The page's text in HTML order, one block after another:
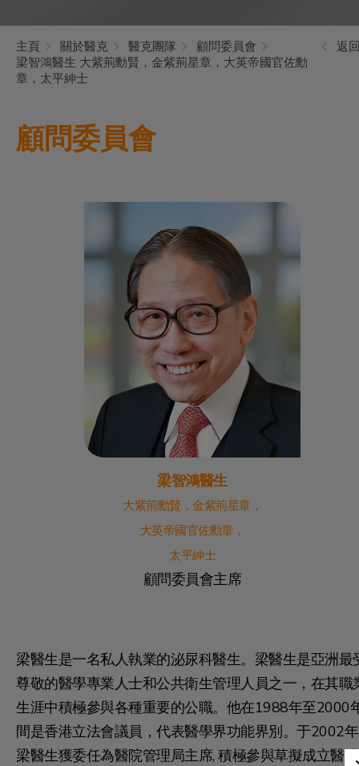
主頁 關於醫克 醫克團隊
顧問委員會
梁智鴻醫生 大紫荊勳賢，金紫荊星章，大英帝國官佐勳
章，太平紳士
返
顧問委員會
梁智鴻醫生
大紫荊勳賢，金紫荊星章，
大英帝國官佐勳章，
太平紳士
顧問委員會主席
梁醫生是一名私人執業的泌尿科醫生。梁醫生是亞洲最
尊敬的醫學專業人士和公共衛生管理人員之一，在其職
生涯中積極參與各種重要的公職。他在1988年至2000
間是香港立法會議員，代表醫學界功能界別。于2002
梁醫生獲委任為醫院管理局主席, 積極參與草擬成立醫院